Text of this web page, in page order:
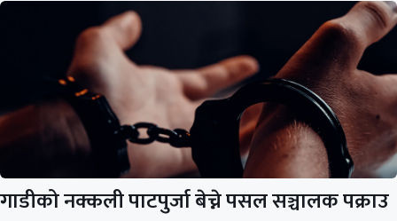
गाडीको नक्कली पाटपुर्जा बेच्ने पसल सञ्चालक पक्राउ